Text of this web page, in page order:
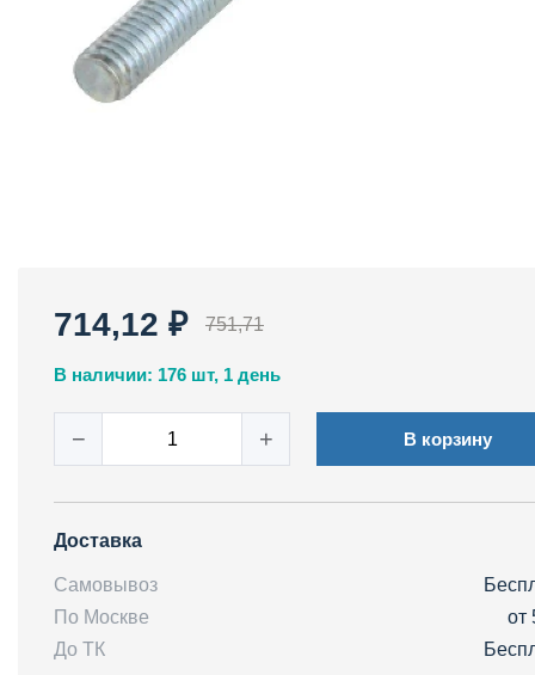
714,12 ₽ 751,71
В наличии: 176 шт, 1 день
− + В корзину
Доставка
Самовывоз
По Москве
от
До ТК